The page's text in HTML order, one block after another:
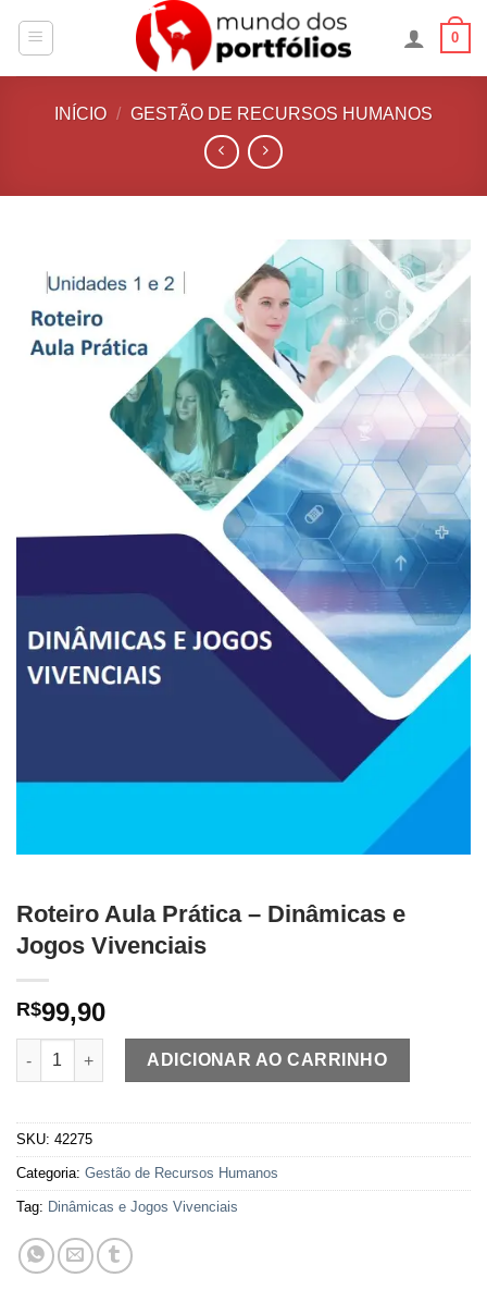
0
INÍCIO / GESTÃO DE RECURSOS HUMANOS
Roteiro Aula Prática – Dinâmicas e
Jogos Vivenciais
R$99,90
Roteiro Aula Prática - Dinâmicas e Jogos Vivenciais quantidade
ADICIONAR AO CARRINHO
SKU: 42275
Categoria: Gestão de Recursos Humanos
Tag: Dinâmicas e Jogos Vivenciais